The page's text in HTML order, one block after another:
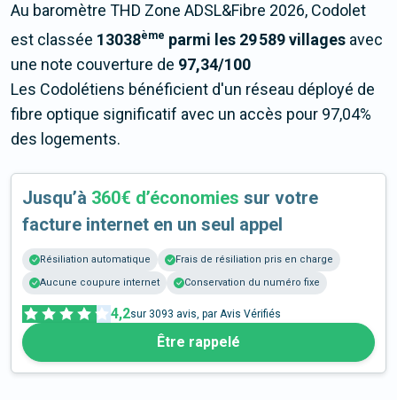
Au baromètre THD Zone ADSL&Fibre 2026, Codolet
est classée 13038ème parmi les 29 589 villages avec
une note couverture de 97,34/100
Les Codolétiens bénéficient d'un réseau déployé de
fibre optique significatif avec un accès pour 97,04%
des logements.
Jusqu’à 360€ d’économies sur votre
facture internet en un seul appel
Résiliation automatique
Frais de résiliation pris en charge
Aucune coupure internet
Conservation du numéro fixe
4,2sur 3093 avis, par Avis Vérifiés
Être rappelé